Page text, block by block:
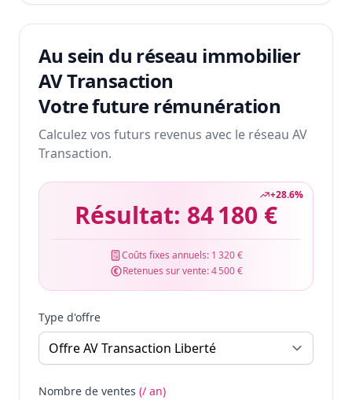
Au sein du réseau immobilier
AV Transaction
Votre future rémunération
Calculez vos futurs revenus avec le réseau AV
Transaction.
+28.6%
Résultat: 84 180 €
Coûts fixes annuels: 1 320 €
Retenues sur vente:4 500 €
Type d'offre
Nombre de ventes (/ an)